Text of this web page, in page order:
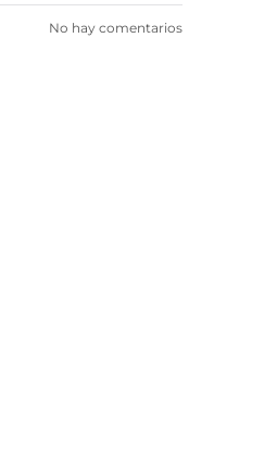
No hay comentarios